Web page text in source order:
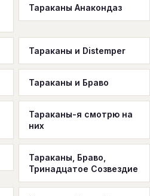
Тараканы Анакондаз
Тараканы и Distemper
Тараканы и Браво
Тараканы-я смотрю на
них
Тараканы, Браво,
Тринадцатое Созвездие